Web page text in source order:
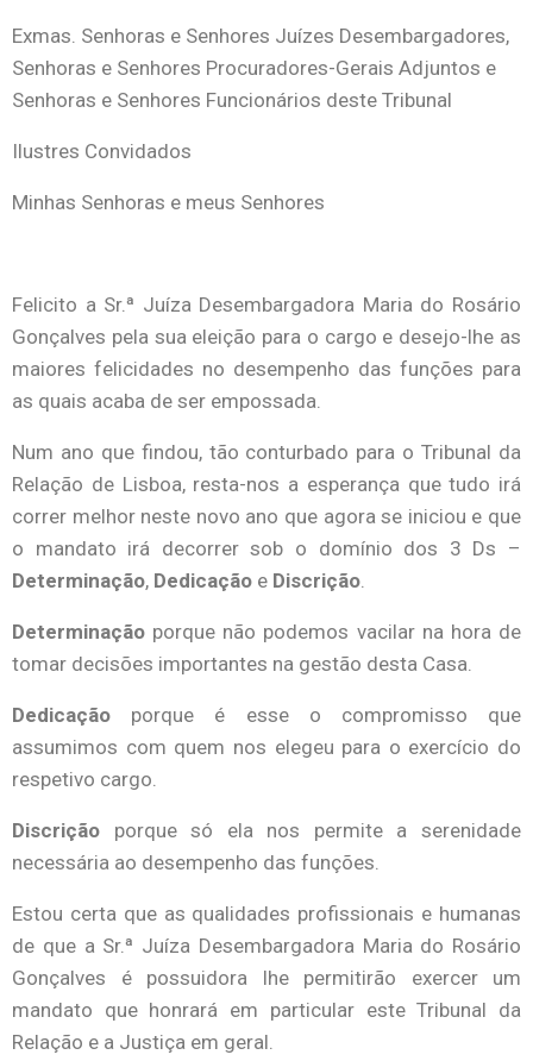
Exmas. Senhoras e Senhores Juízes Desembargadores,
Senhoras e Senhores Procuradores-Gerais Adjuntos e
Senhoras e Senhores Funcionários deste Tribunal
Ilustres Convidados
Minhas Senhoras e meus Senhores
Felicito a Sr.ª Juíza Desembargadora Maria do Rosário
Gonçalves pela sua eleição para o cargo e desejo-lhe as
maiores felicidades no desempenho das funções para
as quais acaba de ser empossada.
Num ano que findou, tão conturbado para o Tribunal da
Relação de Lisboa, resta-nos a esperança que tudo irá
correr melhor neste novo ano que agora se iniciou e que
o mandato irá decorrer sob o domínio dos 3 Ds –
Determinação, Dedicação e Discrição.
Determinação porque não podemos vacilar na hora de
tomar decisões importantes na gestão desta Casa.
Dedicação porque é esse o compromisso que
assumimos com quem nos elegeu para o exercício do
respetivo cargo.
Discrição porque só ela nos permite a serenidade
necessária ao desempenho das funções.
Estou certa que as qualidades profissionais e humanas
de que a Sr.ª Juíza Desembargadora Maria do Rosário
Gonçalves é possuidora lhe permitirão exercer um
mandato que honrará em particular este Tribunal da
Relação e a Justiça em geral.